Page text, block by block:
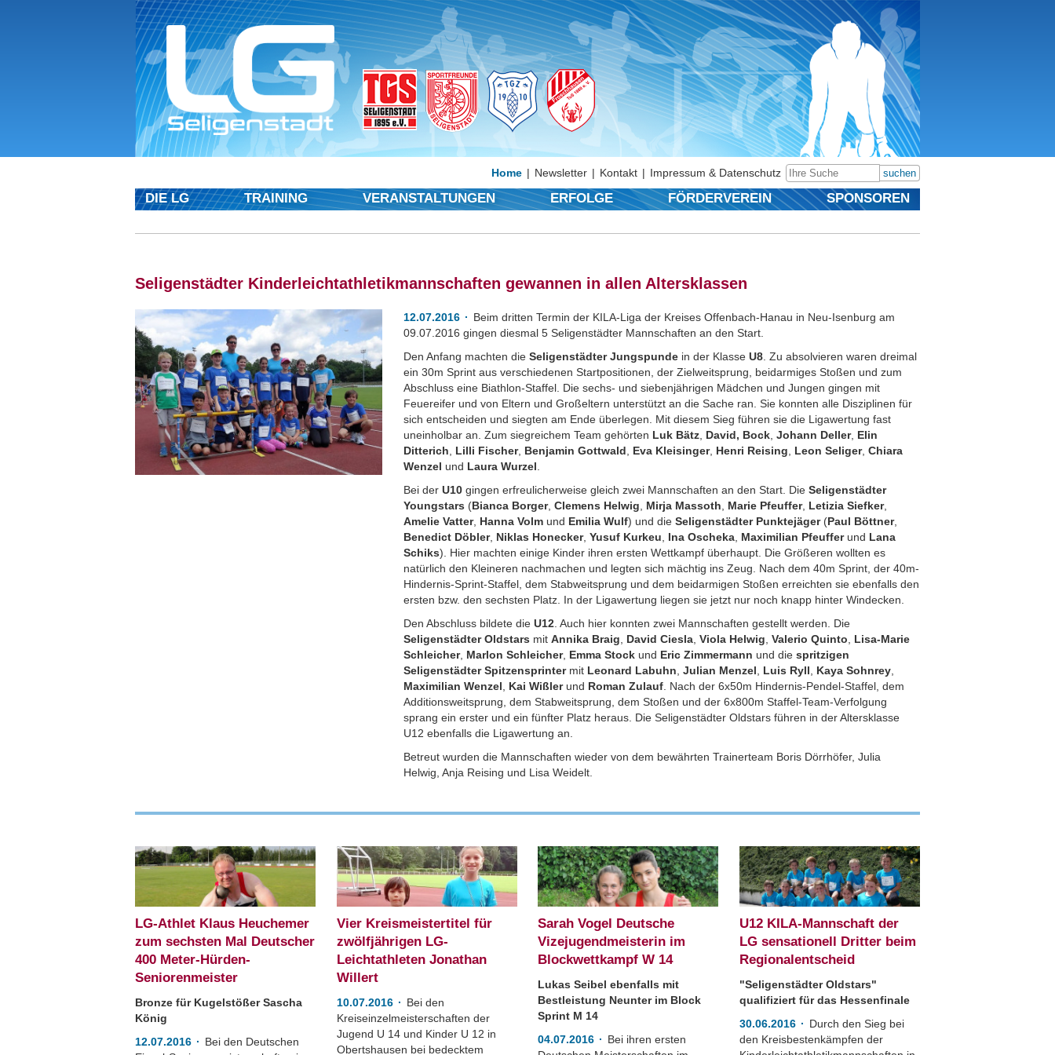
suchen
Home Newsletter Kontakt Impressum & Datenschutz
DIE LG TRAINING VERANSTALTUNGEN ERFOLGE FÖRDERVEREIN SPONSOREN
Seligenstädter Kinderleichtathletikmannschaften gewannen in allen Altersklassen
12.07.2016
Beim dritten Termin der KILA-Liga der Kreises Offenbach-Hanau in Neu-Isenburg am
09.07.2016 gingen diesmal 5 Seligenstädter Mannschaften an den Start.
Den Anfang machten dieSeligenstädter Jungspunde in der KlasseU8 . Zu absolvieren waren dreimal
ein 30m Sprint aus verschiedenen Startpositionen, der Zielweitsprung, beidarmiges Stoßen und zum
Abschluss eine Biathlon-Staffel. Die sechs- und siebenjährigen Mädchen und Jungen gingen mit
Feuereifer und von Eltern und Großeltern unterstützt an die Sache ran. Sie konnten alle Disziplinen für
sich entscheiden und siegten am Ende überlegen. Mit diesem Sieg führen sie die Ligawertung fast
uneinholbar an. Zum siegreichem Team gehörten Luk Bätz David, Bock ,Johann Deller, Elin
Ditterich
Lilli Fischer, Benjamin Gottwald Eva Kleisinger, Henri Reising Leon Seliger,Chiara
Wenzel und Laura Wurzel
Bei derU10 gingen erfreulicherweise gleich zwei Mannschaften an den Start. DieSeligenstädter
Youngstars (Bianca Borger,Clemens Helwig Mirja Massoth Marie Pfeuffer, Letizia Siefker,
Amelie Vatter, Hanna Volm und Emilia Wulf) und dieSeligenstädter Punktejäger(Paul Böttner,
Benedict Döbler, Niklas Honecker,Yusuf Kurkeu Ina Oscheka Maximilian Pfeufferund Lana
Schiks). Hier machten einige Kinder ihren ersten Wettkampf überhaupt. Die Größeren wollten es
natürlich den Kleineren nachmachen und legten sich mächtig ins Zeug. Nach dem 40m Sprint, der 40m-
Hindernis-Sprint-Staffel, dem Stabweitsprung und dem beidarmigen Stoßen erreichten sie ebenfalls den
ersten bzw. den sechsten Platz. In der Ligawertung liegen sie jetzt nur noch knapp hinter Windecken.
Den Abschluss bildete dieU12 . Auch hier konnten zwei Mannschaften gestellt werden. Die
Seligenstädter Oldstars mitAnnika Braig David Ciesla ,Viola Helwig ,Valerio Quinto
Lisa-Marie
Schleicher, Marlon Schleicher, Emma Stock und Eric Zimmermann und diespritzigen
Seligenstädter Spitzensprintermit Leonard Labuhn ,Julian Menzel Luis Ryll Kaya Sohnrey
Maximilian Wenzel
Kai Wißlerund Roman Zulauf . Nach der 6x50m Hindernis-Pendel-Staffel, dem
Additionsweitsprung, dem Stabweitsprung, dem Stoßen und der 6x800m Staffel-Team-Verfolgung
sprang ein erster und ein fünfter Platz heraus. Die Seligenstädter Oldstars führen in der Altersklasse
U12 ebenfalls die Ligawertung an.
Betreut wurden die Mannschaften wieder von dem bewährten Trainerteam Boris Dörrhöfer, Julia
Helwig, Anja Reising und Lisa Weidelt.
LG-Athlet Klaus Heuchemer
zum sechsten Mal Deutscher
400 Meter-Hürden-
Seniorenmeister
Bronze für Kugelstößer Sascha
König
12.07.2016
Bei den Deutschen
Vier Kreismeistertitel für
zwölfjährigen LG-
Leichtathleten Jonathan
Willert
10.07.2016
Bei den
Kreiseinzelmeisterschaften der
Jugend U 14 und Kinder U 12 in
Obertshausen bei bedecktem
Sarah Vogel Deutsche
Vizejugendmeisterin im
Blockwettkampf W 14
Lukas Seibel ebenfalls mit
Bestleistung Neunter im Block
Sprint M 14
04.07.2016
Bei ihren ersten
U12 KILA-Mannschaft der
LG sensationell Dritter beim
Regionalentscheid
"Seligenstädter Oldstars"
qualifiziert für das Hessenfinale
30.06.2016
Durch den Sieg bei
den Kreisbestenkämpfen der